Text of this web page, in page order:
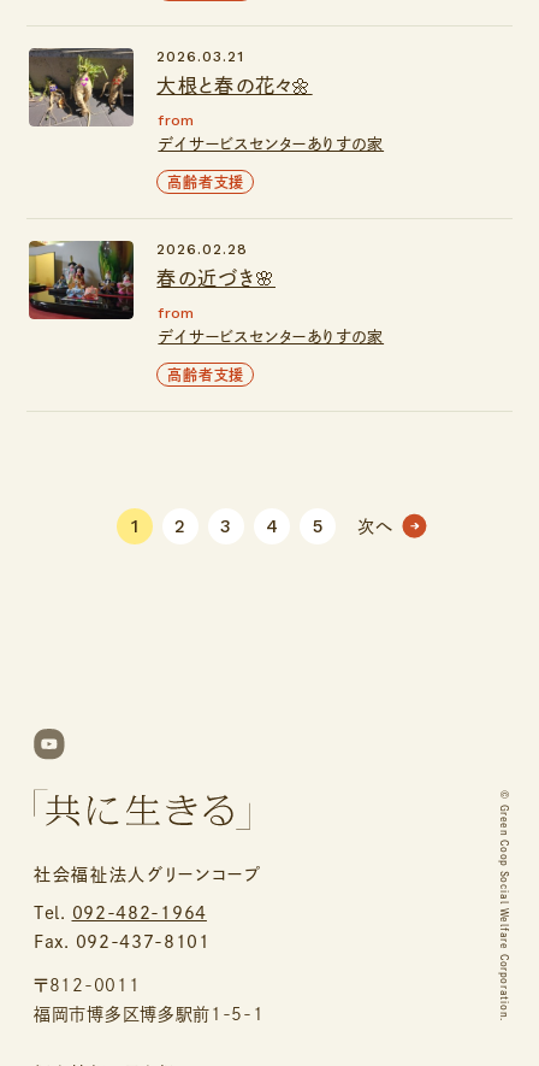
大根と春の花々🌼
2026.03.21
from
デイサービスセンターありすの家
高齢者支援
春の近づき🌸
2026.02.28
from
デイサービスセンターありすの家
高齢者支援
1 2 3 4 5 次へ
社会福祉法人グリーンコープ
Tel. 092-482-1964
Fax. 092-437-8101
〒812-0011
福岡市博多区博多駅前1-5-1
©
Green Coop Social Welfare Corporation.